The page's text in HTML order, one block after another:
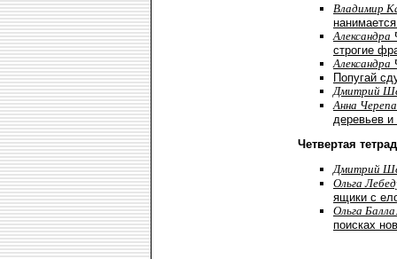
Владимир
Александра
строгие
Александра
Попугай
Дмитрий
Анна
деревьев
Четвертая
Дмитрий
Ольга
ящики с
Ольга Балла
поисках